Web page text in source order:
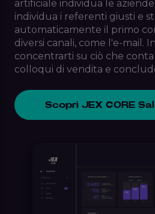
artificiale individua le
individua i referenti giusti e
automaticamente il primo
diversi canali, come l'e-mail.
concentrarti su ciò che conta
colloqui di vendita e
Scopri JEX CORE